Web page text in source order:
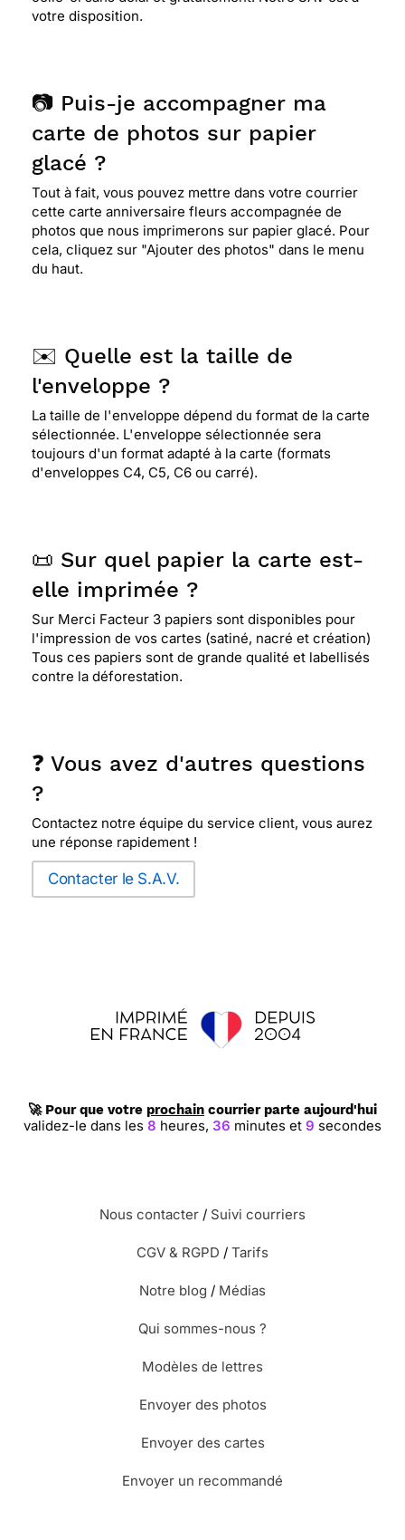
votre disposition.
📷 Puis-je accompagner ma
carte de photos sur papier
glacé ?
Tout à fait, vous pouvez mettre dans votre courrier
cette carte anniversaire fleurs accompagnée de
photos que nous imprimerons sur papier glacé. Pour
cela, cliquez sur "Ajouter des photos" dans le menu
du haut.
✉️ Quelle est la taille de
l'enveloppe ?
La taille de l'enveloppe dépend du format de la carte
sélectionnée. L'enveloppe sélectionnée sera
toujours d'un format adapté à la carte (formats
d'enveloppes C4, C5, C6 ou carré).
📜 Sur quel papier la carte est-
elle imprimée ?
Sur Merci Facteur 3 papiers sont disponibles pour
l'impression de vos cartes (satiné, nacré et création)
Tous ces papiers sont de grande qualité et labellisés
contre la déforestation.
❓ Vous avez d'autres questions
?
Contactez notre équipe du service client, vous aurez
une réponse rapidement !
Contacter le S.A.V.
🚀 Pour que votre prochain courrier parte aujourd'hui
validez-le dans les 8 heures, 36 minutes et 9 secondes
Nous contacter / Suivi courriers
CGV & RGPD / Tarifs
Notre blog / Médias
Qui sommes-nous ?
Modèles de lettres
Envoyer des photos
Envoyer des cartes
Envoyer un recommandé